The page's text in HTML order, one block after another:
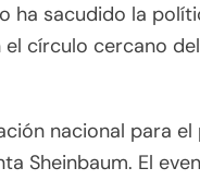
ha sacudido la
círculo cercano
nacional para
Sheinbaum. El